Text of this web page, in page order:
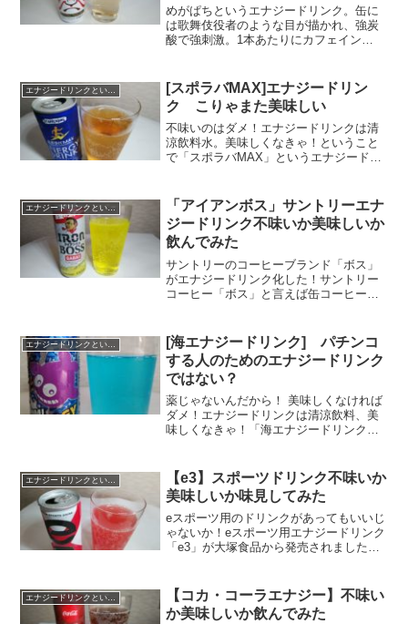
めがぱちというエナジードリンク。缶に
は歌舞伎役者のような目が描かれ、強炭
酸で強刺激。1本あたりにカフェイン
ブル250mlの1本当たりのカフェイン量は
80mg。モンス...
エナジードリンクという飲み物
[スポラバMAX]エナジードリン
ク こりゃまた美味しい
不味いのはダメ！エナジードリンクは清
涼飲料水。美味しくなきゃ！ということ
で「スポラバMAX」というエナジードリ
ポーツを愛する人のためのエナジードリ
ンクということでしょう...
エナジードリンクという飲み物
「アイアンボス」サントリーエナ
ジードリンク不味いか美味しいか
飲んでみた
サントリーのコーヒーブランド「ボス」
がエナジードリンク化した！サントリー
コーヒー「ボス」と言えば缶コーヒーの
へ訴求すべく、あえて「ボス」をエナジ
ードリンク化。ストレ...
[海エナジードリンク] パチンコ
する人のためのエナジードリンク
ではない？
薬じゃないんだから！ 美味しくなければ
ダメ！エナジードリンクは清涼飲料、美
味しくなきゃ！「海エナジードリンク」
販売するエナジードリンクです。製造は
宝積飲料（株）、他のエ...
【e3】スポーツドリンク不味いか
美味しいか味見してみた
eスポーツ用のドリンクがあってもいいじ
ゃないか！eスポーツ用エナジードリンク
「e3」が大塚食品から発売されました。
中。e3は身体ではなく、eスポーツ、ゲー
マーなど、...
エナジードリンクという飲み物
【コカ・コーラエナジー】不味い
か美味しいか飲んでみた